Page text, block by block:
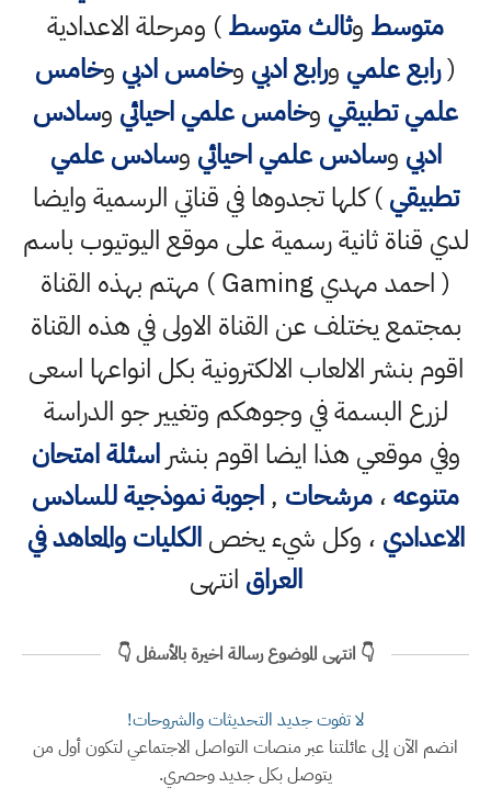
متوسط وثالث متوسط) ومرحلة الاعدادية
(رابع علمي ورابع ادبي وخامس ادبي وخامس
علمي تطبيقي وخامس علمي احيائي وسادس
ادبي وسادس علمي احيائي وسادس علمي
تطبيقي) كلها تجدوها في قناتي الرسمية وايضا
لدي قناة ثانية رسمية على موقع اليوتيوب باسم
( احمد مهدي Gaming ) مهتم بهذه القناة
بمجتمع يختلف عن القناة الاولى في هذه القناة
اقوم بنشر الالعاب الالكترونية بكل انواعها اسعى
لزرع البسمة في وجوهكم وتغيير جو الدراسة
وفي موقعي هذا ايضا اقوم بنشراسئلة امتحان
متنوعه،مرشحات ,اجوبة نموذجية للسادس
الاعدادي ، وكل شيء يخصالكليات والمعاهد في
العراق انتهى
👇 انتهى الموضوع رسالة اخيرة بالأسفل 👇
لا تفوت جديد التحديثات والشروحات!
انضم الآن إلى عائلتنا عبر منصات التواصل الاجتماعي لتكون أول من
يتوصل بكل جديد وحصري.